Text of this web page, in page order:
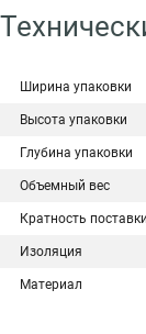
Ширина упаковки
Высота упаковки
Глубина упаковки
Объемный вес
Кратность поставки
Изоляция
Материал